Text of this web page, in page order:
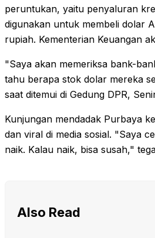
peruntukan, yaitu penyaluran
digunakan untuk membeli dolar
rupiah. Kementerian Keuangan
"Saya akan memeriksa bank-
tahu berapa stok dolar mereka
saat ditemui di Gedung DPR,
Kunjungan mendadak Purbaya
dan viral di media sosial. "Saya
naik. Kalau naik, bisa susah,"
Also Read